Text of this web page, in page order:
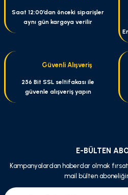
Ürün resmi kalitesiz, bozuk veya
Ürün açıklamasında eksik bilgiler
Ürün fiyatı diğer sitelerden daha
Bu ürüne benzer farklı alternatifler
Saat 12:00’dan önceki siparişler
aynı gün kargoya verilir
Güvenli Alışveriş
256 Bit SSL seltifakası ile
güvenle alışveriş yapın
E-BÜLTEN
Kampanyalardan haberdar olmak
mail bülten